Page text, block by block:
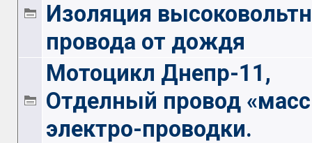
Изоляция
провода от дождя
Мотоцикл Днепр-11,
Отделный провод
электро-проводки.